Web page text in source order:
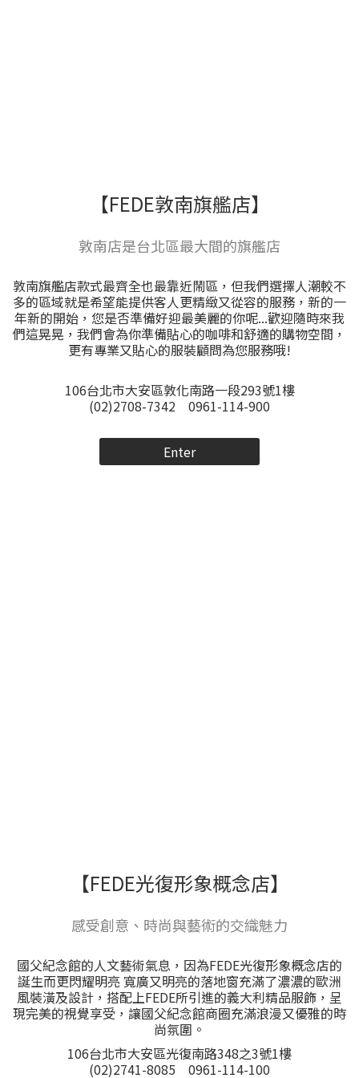
【​FEDE敦南旗艦店】​
敦南店是台北區最大間的旗艦店
敦南旗艦店款式最齊全也最靠近鬧區，但我們選擇人潮較不
多的區域就是希望能提供客人更精緻又從容的服務，新的一
年新的開始，您是否準備好迎最美麗的你呢...歡迎隨時來我
們這晃晃，我們會為你準備貼心的咖啡和舒適的購物空間，
更有專業又貼心的服裝顧問為您服務哦!
106台北市大安區敦化南路一段293號1樓
(02)2708-7342 0961-114-900
Enter
【FEDE光復形象概念店】
感受創意、時尚與藝術的交織魅力
國父紀念館的人文藝術氣息，因為FEDE光復形象概念店的
誕生而更閃耀明亮 寬廣又明亮的落地窗充滿了濃濃的歐洲
風裝潢及設計，搭配上FEDE所引進的義大利精品服飾，呈
現完美的視覺享受，讓國父紀念館商圈充滿浪漫又優雅的時
尚氛圍。
106台北市大安區光復南路348之3號1樓
(02)2741-8085 0961-114-100